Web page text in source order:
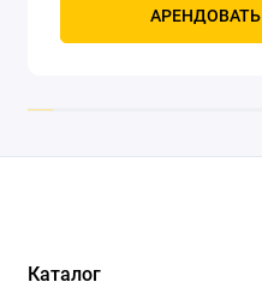
АРЕНДОВАТЬ
Каталог